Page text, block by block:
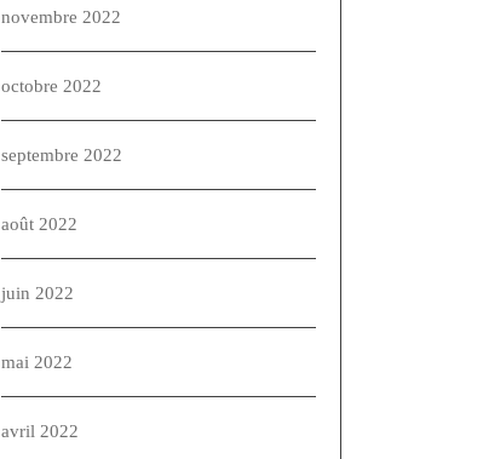
novembre 2022
octobre 2022
septembre 2022
août 2022
juin 2022
mai 2022
avril 2022